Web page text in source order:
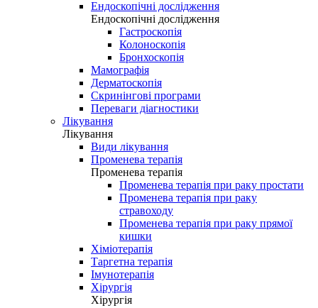
Ендоскопічні дослідження
Ендоскопічні дослідження
Гастроскопія
Колоноскопія
Бронхоскопія
Мамографія
Дерматоскопія
Скринінгові програми
Переваги діагностики
Лікування
Лікування
Види лікування
Променева терапія
Променева терапія
Променева терапія при раку простати
Променева терапія при раку
стравоходу
Променева терапія при раку прямої
кишки
Хіміотерапія
Таргетна терапія
Імунотерапія
Хірургія
Хірургія